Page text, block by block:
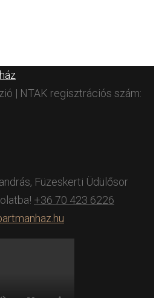
| NTAK regisztrációs szám:
Füzeskerti Üdülősor
+36 70 423 6226